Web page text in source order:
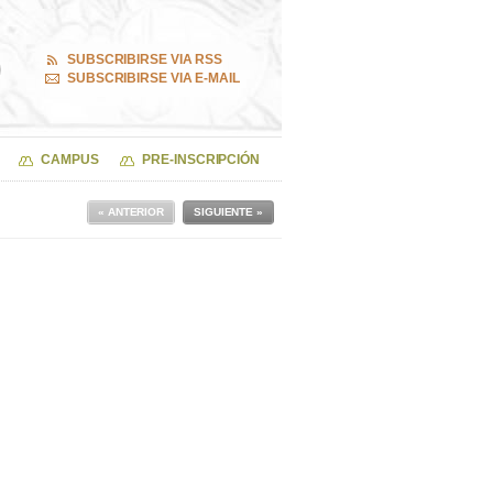
SUBSCRIBIRSE VIA RSS
SUBSCRIBIRSE VIA E-MAIL
CAMPUS PRE-INSCRIPCIÓN
SIGUIENTE »
« ANTERIOR